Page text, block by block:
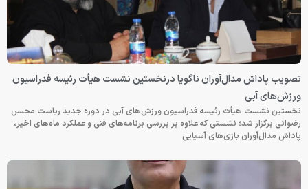
تصویب پاداش مدال‌آوران ناگویا درنخستین نشست هیأت رئیسه فدراسیون
ورزش‌های آبی
نخستین نشست هیأت رئیسه فدراسیون ورزش‌های آبی در دوره جدید ریاست محسن
رضوانی برگزار شد؛ نشستی که علاوه بر بررسی برنامه‌های فنی و عملکرد ماه‌های اخیر،
پاداش مدال‌آوران بازی‌های آسیایی